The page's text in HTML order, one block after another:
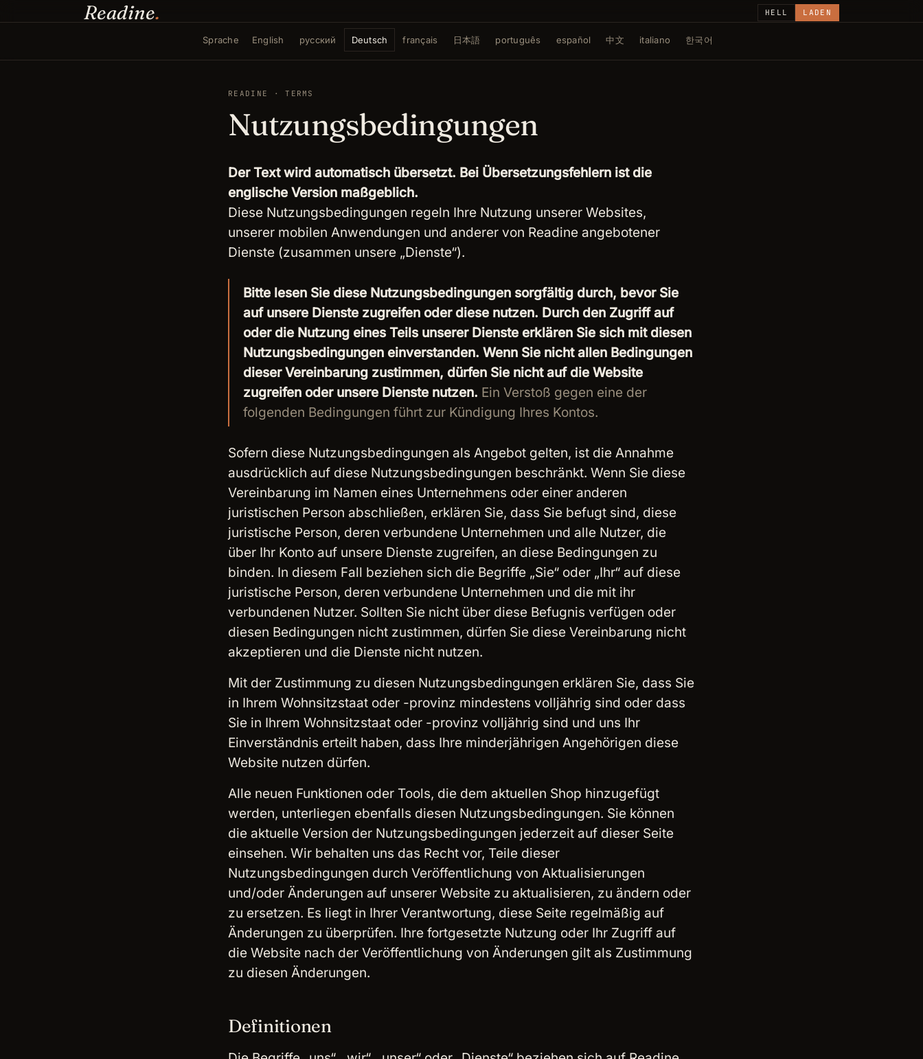
Readine. HELL LADEN
Sprache English русский Deutsch français 日本語 português español 中文 italiano 한국어
READINE · TERMS
Nutzungsbedingungen
Der Text wird automatisch übersetzt. Bei Übersetzungsfehlern ist die
englische Version maßgeblich.
Diese Nutzungsbedingungen regeln Ihre Nutzung unserer Websites,
unserer mobilen Anwendungen und anderer von Readine angebotener
Dienste (zusammen unsere „Dienste“).
Bitte lesen Sie diese Nutzungsbedingungen sorgfältig durch, bevor Sie
auf unsere Dienste zugreifen oder diese nutzen. Durch den Zugriff auf
oder die Nutzung eines Teils unserer Dienste erklären Sie sich mit diesen
Nutzungsbedingungen einverstanden. Wenn Sie nicht allen Bedingungen
dieser Vereinbarung zustimmen, dürfen Sie nicht auf die Website
zugreifen oder unsere Dienste nutzen. Ein Verstoß gegen eine der
folgenden Bedingungen führt zur Kündigung Ihres Kontos.
Sofern diese Nutzungsbedingungen als Angebot gelten, ist die Annahme
ausdrücklich auf diese Nutzungsbedingungen beschränkt. Wenn Sie diese
Vereinbarung im Namen eines Unternehmens oder einer anderen
juristischen Person abschließen, erklären Sie, dass Sie befugt sind, diese
juristische Person, deren verbundene Unternehmen und alle Nutzer, die
über Ihr Konto auf unsere Dienste zugreifen, an diese Bedingungen zu
binden. In diesem Fall beziehen sich die Begriffe „Sie“ oder „Ihr“ auf diese
juristische Person, deren verbundene Unternehmen und die mit ihr
verbundenen Nutzer. Sollten Sie nicht über diese Befugnis verfügen oder
diesen Bedingungen nicht zustimmen, dürfen Sie diese Vereinbarung nicht
akzeptieren und die Dienste nicht nutzen.
Mit der Zustimmung zu diesen Nutzungsbedingungen erklären Sie, dass Sie
in Ihrem Wohnsitzstaat oder -provinz mindestens volljährig sind oder dass
Sie in Ihrem Wohnsitzstaat oder -provinz volljährig sind und uns Ihr
Einverständnis erteilt haben, dass Ihre minderjährigen Angehörigen diese
Website nutzen dürfen.
Alle neuen Funktionen oder Tools, die dem aktuellen Shop hinzugefügt
werden, unterliegen ebenfalls diesen Nutzungsbedingungen. Sie können
die aktuelle Version der Nutzungsbedingungen jederzeit auf dieser Seite
einsehen. Wir behalten uns das Recht vor, Teile dieser
Nutzungsbedingungen durch Veröffentlichung von Aktualisierungen
und/oder Änderungen auf unserer Website zu aktualisieren, zu ändern oder
zu ersetzen. Es liegt in Ihrer Verantwortung, diese Seite regelmäßig auf
Änderungen zu überprüfen. Ihre fortgesetzte Nutzung oder Ihr Zugriff auf
die Website nach der Veröffentlichung von Änderungen gilt als Zustimmung
zu diesen Änderungen.
Definitionen